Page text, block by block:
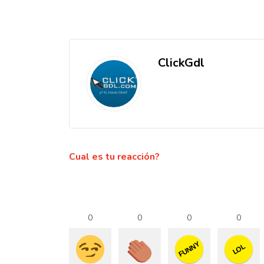
ClickGdl
Cual es tu reacción?
0 0 0
FUNNY
0
LOL